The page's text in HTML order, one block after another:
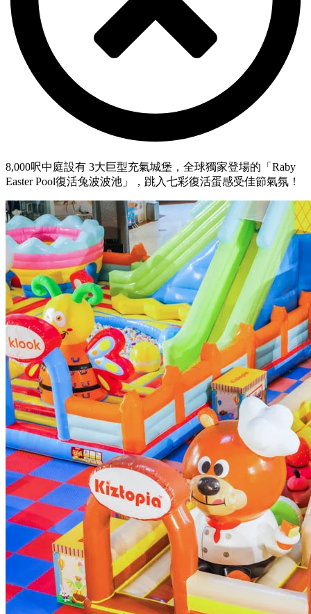
8,000呎中庭設有 3大巨型充氣城堡，全球獨家登場的「Raby
Easter Pool復活兔波波池」，跳入七彩復活蛋感受佳節氣氛！